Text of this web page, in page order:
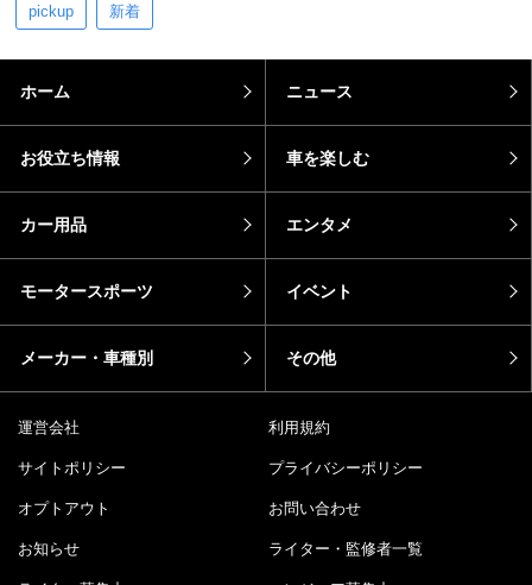
pickup 新着
ホーム ニュース
お役立ち情報 車を楽しむ
カー用品 エンタメ
モータースポーツ イベント
メーカー・車種別 その他
運営会社 利用規約
サイトポリシー プライバシーポリシー
オプトアウト お問い合わせ
お知らせ ライター・監修者一覧